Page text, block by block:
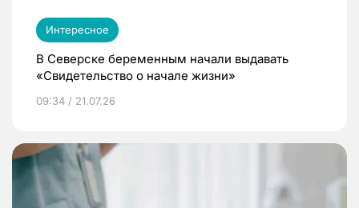
Интересное
В Северске беременным начали выдавать
«Свидетельство о начале жизни»
09:34 / 21.07.26